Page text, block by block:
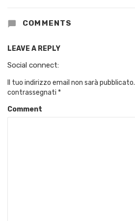
COMMENTS
LEAVE A REPLY
Social connect:
Il tuo indirizzo email non sarà pubblicato.
contrassegnati *
Comment